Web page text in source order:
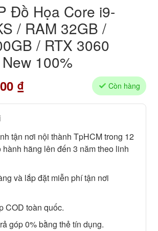
Đồ Họa Core i9-
/ RAM 32GB /
/ RTX 3060
100%
₫ Còn hàng
tận nơi nội thành TpHCM trong 12
hành hãng lên đến 3 năm theo linh
và lắp đặt miễn phí tận nơi
COD toàn quốc.
góp 0% bằng thẻ tín dụng.